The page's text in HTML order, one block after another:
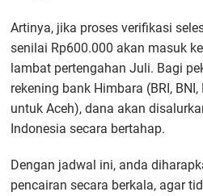
Artinya, jika proses verifikasi
senilai Rp600.000 akan masuk
lambat pertengahan Juli. Bagi
rekening bank Himbara (BRI,
untuk Aceh), dana akan
Indonesia secara bertahap.
Dengan jadwal ini, anda
pencairan secara berkala, agar